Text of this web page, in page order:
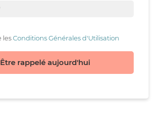
lesConditions Générales d'Utilisation
Être rappelé aujourd'hui